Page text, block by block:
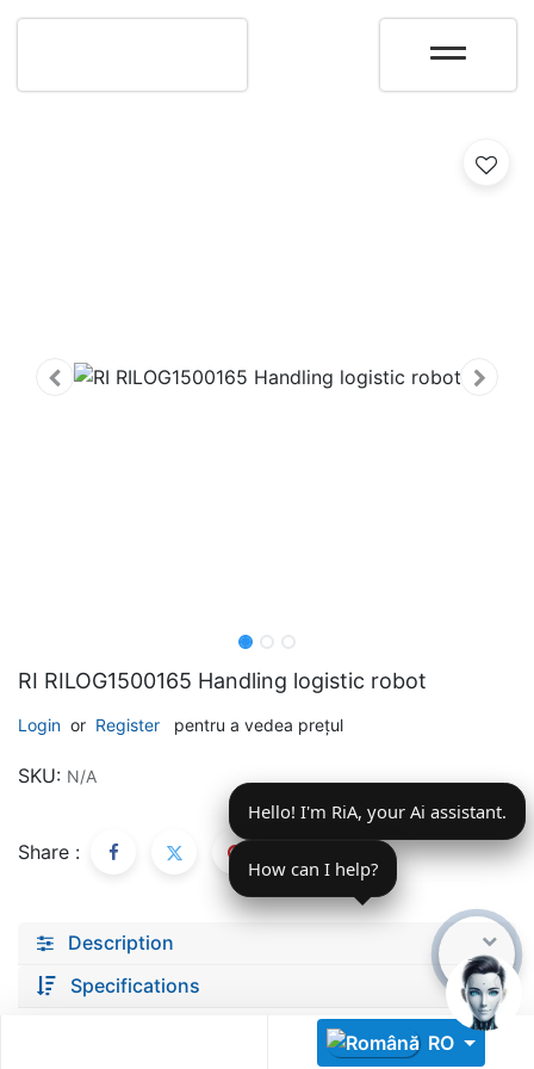
RO
RI RILOG1500165 Handling logistic robot
Login or Register pentru a vedea prețul
SKU: N/A
Share :
Description
Specifications
Platformă integrată pentru managementul flotei de roboți
Monitorizare în timp real și analiză date
Conectează roboți, software și servicii într-o singură
soluție
Scalabil de la 1 robot la zeci de unități
Află mai mult
Hello! I'm RiA, your Ai assistant.
How can I help?